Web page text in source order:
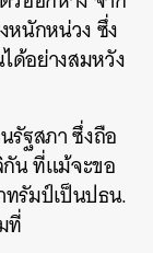
นักหน่วง ซึ่ง
ด้อย่างสมหวัง
รัฐสภา ซึ่งถือ
น ที่แม้จะขอ
ทรัมป์เป็นปธน.
ที่